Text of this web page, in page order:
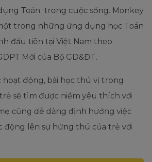
Toán trong cuộc sống. Monkey
trong những ứng dụng học Toán
đầu tiên tại Việt Nam theo
Mới của Bộ GD&ĐT.
hoạt động, bài học thú vị trong
sẽ tìm được niềm yêu thích với
cũng dễ dàng định hướng việc
động lên sự hứng thú của trẻ với